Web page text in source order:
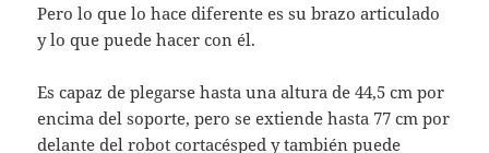
Pero lo que lo hace diferente es su brazo articulado
y lo que puede hacer con él.
Es capaz de plegarse hasta una altura de 44,5 cm por
encima del soporte, pero se extiende hasta 77 cm por
delante del robot cortacésped y también puede